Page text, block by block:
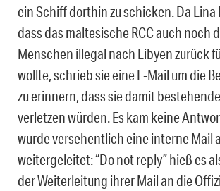
ein Schiff dorthin zu schicken. Da
dass das maltesische RCC auch noch
Menschen illegal nach Libyen zurück
wollte, schrieb sie eine E-Mail um die
zu erinnern, dass sie damit
verletzen würden. Es kam keine
wurde versehentlich eine interne Mail
weitergeleitet: “Do not reply” hieß es
der Weiterleitung ihrer Mail an die